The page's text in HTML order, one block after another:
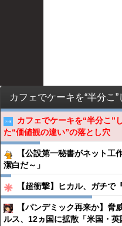
カフェでケーキを“半分こ”
た“価値観の違い”の落とし穴
【公設第一秘書がネット工
潔白だ～」
【超衝撃】ヒカル、ガチで
【パンデミック再来か】脅
ルス、12ヵ国に拡散「米国・英